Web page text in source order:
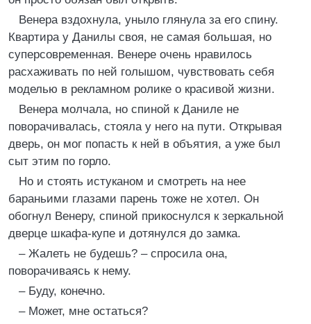
Венера вздохнула, уныло глянула за его спину.
Квартира у Данилы своя, не самая большая, но
суперсовременная. Венере очень нравилось
расхаживать по ней голышом, чувствовать себя
моделью в рекламном ролике о красивой жизни.
Венера молчала, но спиной к Даниле не
поворачивалась, стояла у него на пути. Открывая
дверь, он мог попасть к ней в объятия, а уже был
сыт этим по горло.
Но и стоять истуканом и смотреть на нее
бараньими глазами парень тоже не хотел. Он
обогнул Венеру, спиной прикоснулся к зеркальной
дверце шкафа-купе и дотянулся до замка.
– Жалеть не будешь? – спросила она,
поворачиваясь к нему.
– Буду, конечно.
– Может, мне остаться?